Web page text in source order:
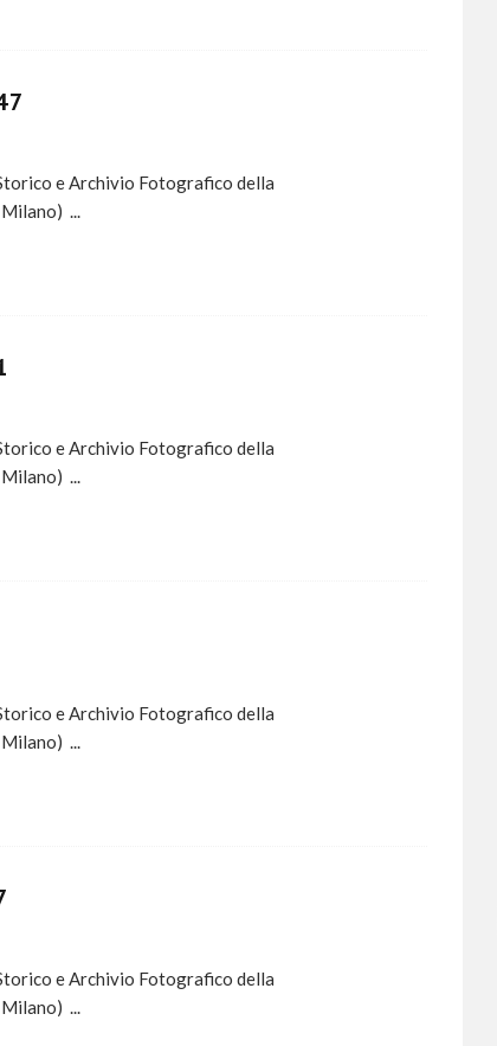
e Archivio Fotografico della
...
e Archivio Fotografico della
...
e Archivio Fotografico della
...
e Archivio Fotografico della
...